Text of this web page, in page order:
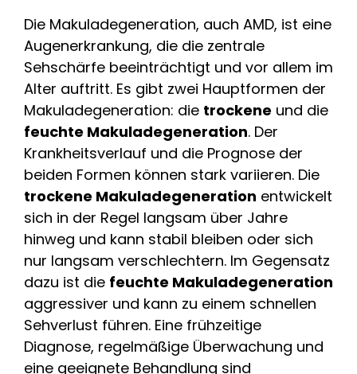
Die Makuladegeneration, auch AMD, ist eine
Augenerkrankung, die die zentrale
Sehschärfe beeinträchtigt und vor allem im
Alter auftritt. Es gibt zwei Hauptformen der
Makuladegeneration: die trockene und die
feuchte Makuladegeneration. Der
Krankheitsverlauf und die Prognose der
beiden Formen können stark variieren. Die
trockene Makuladegeneration entwickelt
sich in der Regel langsam über Jahre
hinweg und kann stabil bleiben oder sich
nur langsam verschlechtern. Im Gegensatz
dazu ist die feuchte Makuladegeneration
aggressiver und kann zu einem schnellen
Sehverlust führen. Eine frühzeitige
Diagnose, regelmäßige Überwachung und
eine geeignete Behandlung sind